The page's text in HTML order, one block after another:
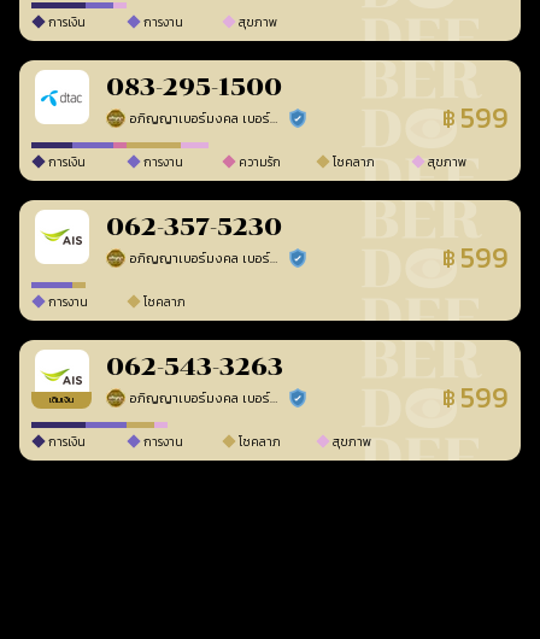
การเงิน การงาน สุขภาพ
083-295-1500
อภิญญาเบอร์มงคล เบอร์สวยเลขศาสตร์ ร้านยืนยันแล้ว ฿ 599
การเงิน การงาน ความรัก โชคลาภ สุขภาพ
062-357-5230
อภิญญาเบอร์มงคล เบอร์สวยเลขศาสตร์ ร้านยืนยันแล้ว ฿ 599
การงาน โชคลาภ
เติมเงิน
062-543-3263
อภิญญาเบอร์มงคล เบอร์สวยเลขศาสตร์ ร้านยืนยันแล้ว ฿ 599
การเงิน การงาน โชคลาภ สุขภาพ